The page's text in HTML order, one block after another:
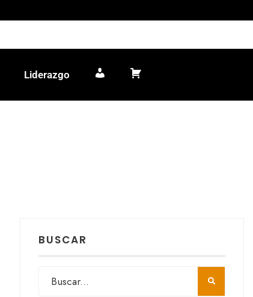
Liderazgo Mi cuentaCarrito
BUSCAR